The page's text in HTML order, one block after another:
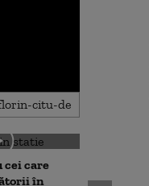
cei care
în